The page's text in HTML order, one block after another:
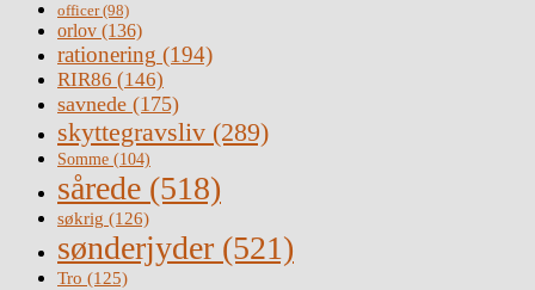
officer(98)
orlov (136)
rationering (194)
RIR86 (146)
savnede (175)
skyttegravsliv (289)
Somme (104)
sårede (518)
søkrig (126)
sønderjyder (521)
Tro (125)